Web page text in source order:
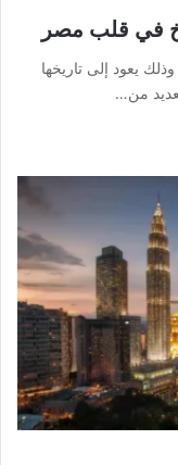
في قلب مصر
يعود إلى تاريخها
من…